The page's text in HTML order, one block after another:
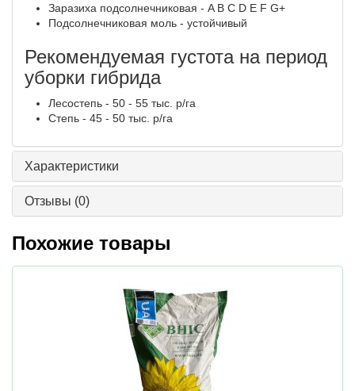
Заразиха подсолнечниковая - A B C D E F G+
Подсолнечниковая моль - устойчивый
Рекомендуемая густота на период
уборки гибрида
Лесостепь - 50 - 55 тыс. р/га
Степь - 45 - 50 тыс. р/га
Характеристики
Отзывы (0)
Похожие товары